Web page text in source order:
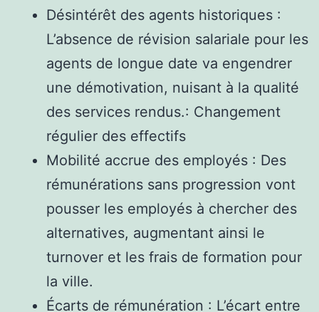
Désintérêt des agents historiques :
L’absence de révision salariale pour les
agents de longue date va engendrer
une démotivation, nuisant à la qualité
des services rendus.: Changement
régulier des effectifs
Mobilité accrue des employés : Des
rémunérations sans progression vont
pousser les employés à chercher des
alternatives, augmentant ainsi le
turnover et les frais de formation pour
la ville.
Écarts de rémunération : L’écart entre